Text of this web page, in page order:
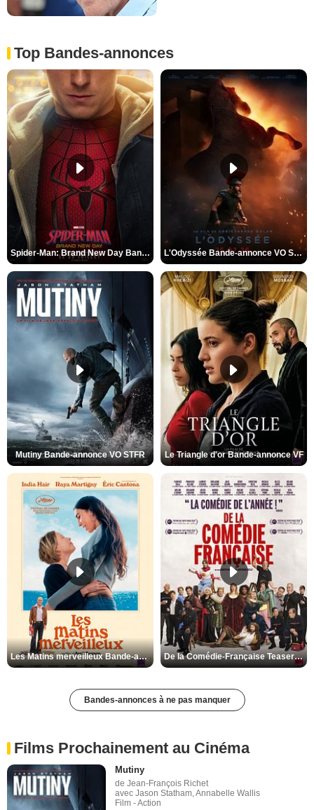
Top Bandes-annonces
Spider-Man: Brand New Day Bande-annonce VO STFR L'Odyssée Bande-annonce VO STFR
Mutiny Bande-annonce VO STFR Le Triangle d'or Bande-annonce VF
Les Matins merveilleux Bande-annonce VF De la Comédie-Française Teaser VF
Bandes-annonces à ne pas manquer
Films Prochainement au Cinéma
Mutiny
de Jean-François Richet
avec Jason Statham, Annabelle Wallis
Film - Action